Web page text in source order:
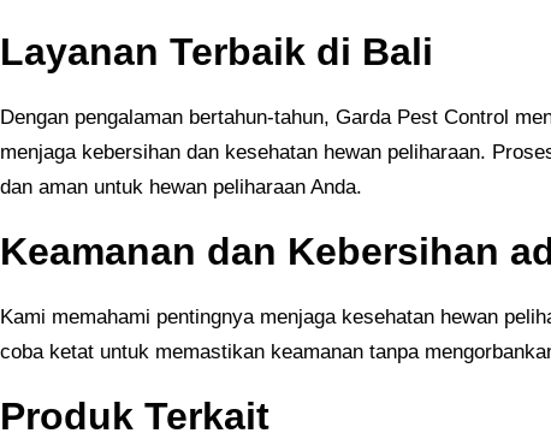
Layanan Terbaik di Bali
Dengan pengalaman bertahun-tahun, Garda Pest Control
menjaga kebersihan dan kesehatan hewan peliharaan.
dan aman untuk hewan peliharaan Anda.
Keamanan dan Kebersihan
Kami memahami pentingnya menjaga kesehatan hewan
coba ketat untuk memastikan keamanan tanpa
Produk Terkait